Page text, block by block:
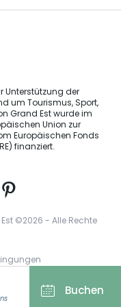
Buchen
Unterstützung der
um Tourismus, Sport,
Grand Est wurde im
Union zur
Europäischen Fonds
finanziert.
©2026 - Alle Rechte